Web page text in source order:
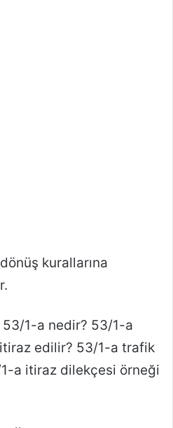
kurallarına
53/1-a nedir? 53/1-a
itiraz edilir? 53/1-a trafik
a itiraz dilekçesi örneği